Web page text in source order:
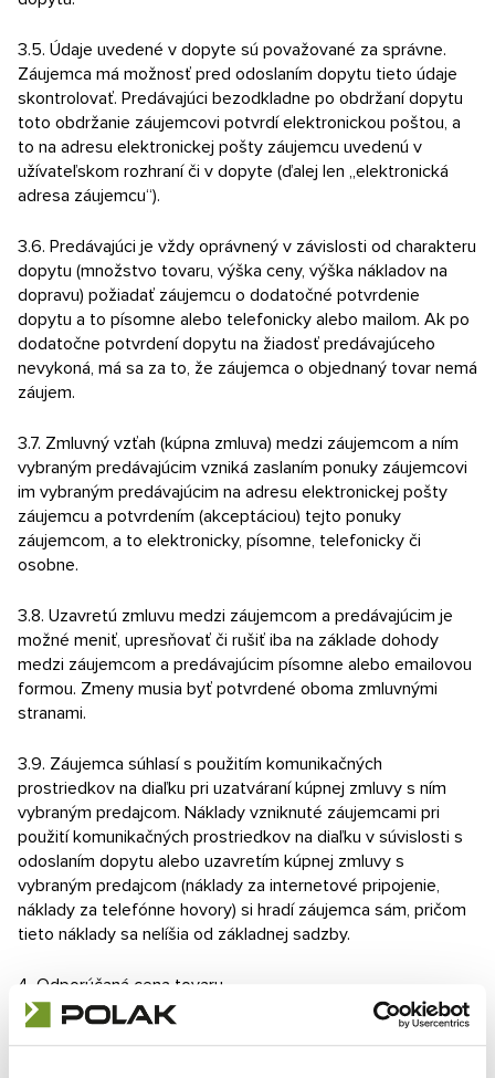
3.5. Údaje uvedené v dopyte sú považované za správne.
Záujemca má možnosť pred odoslaním dopytu tieto údaje
skontrolovať. Predávajúci bezodkladne po obdržaní dopytu
toto obdržanie záujemcovi potvrdí elektronickou poštou, a
to na adresu elektronickej pošty záujemcu uvedenú v
užívateľskom rozhraní či v dopyte (ďalej len „elektronická
adresa záujemcu“).
3.6. Predávajúci je vždy oprávnený v závislosti od charakteru
dopytu (množstvo tovaru, výška ceny, výška nákladov na
dopravu) požiadať záujemcu o dodatočné potvrdenie
dopytu a to písomne ​​alebo telefonicky alebo mailom. Ak po
dodatočne potvrdení dopytu na žiadosť predávajúceho
nevykoná, má sa za to, že záujemca o objednaný tovar nemá
záujem.
3.7. Zmluvný vzťah (kúpna zmluva) medzi záujemcom a ním
vybraným predávajúcim vzniká zaslaním ponuky záujemcovi
im vybraným predávajúcim na adresu elektronickej pošty
záujemcu a potvrdením (akceptáciou) tejto ponuky
záujemcom, a to elektronicky, písomne, telefonicky či
osobne.
3.8. Uzavretú zmluvu medzi záujemcom a predávajúcim je
možné meniť, upresňovať či rušiť iba na základe dohody
medzi záujemcom a predávajúcim písomne ​​alebo emailovou
formou. Zmeny musia byť potvrdené oboma zmluvnými
stranami.
3.9. Záujemca súhlasí s použitím komunikačných
prostriedkov na diaľku pri uzatváraní kúpnej zmluvy s ním
vybraným predajcom. Náklady vzniknuté záujemcami pri
použití komunikačných prostriedkov na diaľku v súvislosti s
odoslaním dopytu alebo uzavretím kúpnej zmluvy s
vybraným predajcom (náklady za internetové pripojenie,
náklady za telefónne hovory) si hradí záujemca sám, pričom
tieto náklady sa nelíšia od základnej sadzby.
4. Odporúčaná cena tovaru